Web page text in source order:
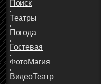
Поиск
Театры
Погода
Гостевая
ФотоМагия
ВидеоТеатр